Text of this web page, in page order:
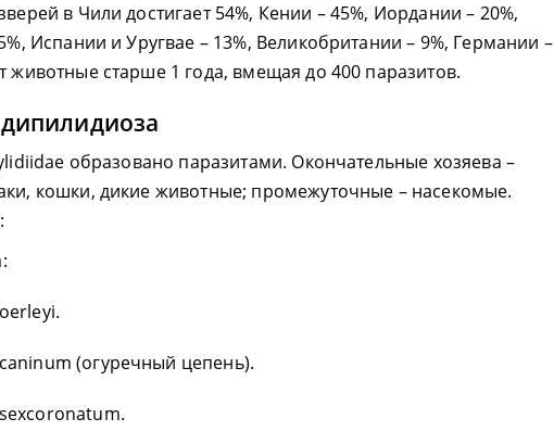
в Чили достигает 54%, Кении – 45%, Иордании – 20%,
Испании и Уругвае – 13%, Великобритании – 9%, Германии –
животные старше 1 года, вмещая до 400 паразитов.
образовано паразитами. Окончательные хозяева –
кошки, дикие животные; промежуточные – насекомые.
(огуречный цепень).